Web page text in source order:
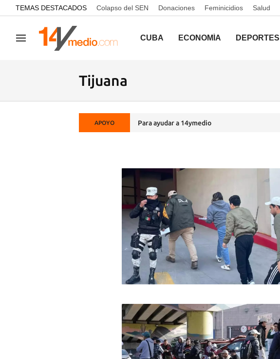
common.go-to-content
TEMAS DESTACADOS Colapso del SEN Donaciones Feminicidios Salud
Navegación CUBA ECONOMÍA DEPORTES
Tijuana
APOYO Para ayudar a 14ymedio